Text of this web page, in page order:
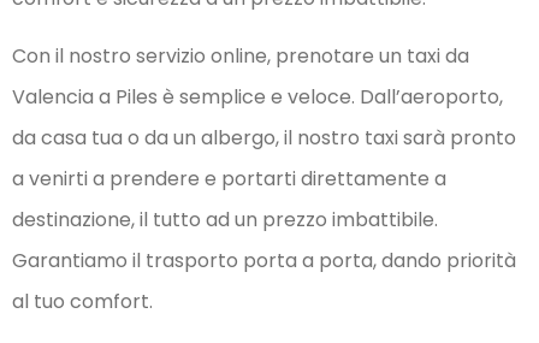
Con il nostro servizio online, prenotare un taxi da
Valencia a Piles è semplice e veloce. Dall’aeroporto,
da casa tua o da un albergo, il nostro taxi sarà pronto
a venirti a prendere e portarti direttamente a
destinazione, il tutto ad un prezzo imbattibile.
Garantiamo il trasporto porta a porta, dando priorità
al tuo comfort.